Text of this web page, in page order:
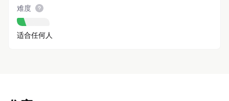
难度
适合任何人